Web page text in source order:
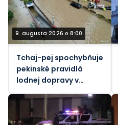
9. augusta 2026 o 8:00
Tchaj-pej spochybňuje
pekinské pravidlá
lodnej dopravy v
počas tajfúnu